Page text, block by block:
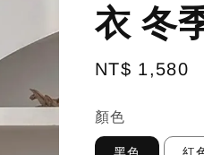
衣 冬
Regular
NT$ 1,580
顏色